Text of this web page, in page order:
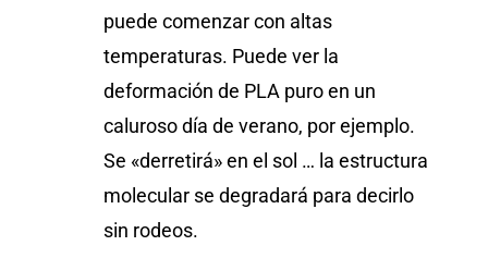
puede comenzar con altas
temperaturas. Puede ver la
deformación de PLA puro en un
caluroso día de verano, por ejemplo.
Se «derretirá» en el sol … la estructura
molecular se degradará para decirlo
sin rodeos.